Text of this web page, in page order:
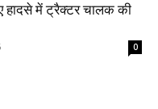
में ट्रैक्टर चालक की
0